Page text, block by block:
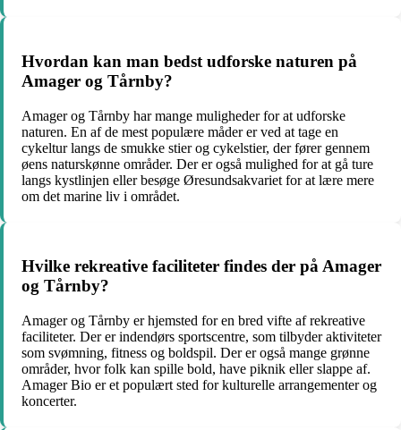
Hvordan kan man bedst udforske naturen på
Amager og Tårnby?
Amager og Tårnby har mange muligheder for at udforske
naturen. En af de mest populære måder er ved at tage en
cykeltur langs de smukke stier og cykelstier, der fører gennem
øens naturskønne områder. Der er også mulighed for at gå ture
langs kystlinjen eller besøge Øresundsakvariet for at lære mere
om det marine liv i området.
Hvilke rekreative faciliteter findes der på Amager
og Tårnby?
Amager og Tårnby er hjemsted for en bred vifte af rekreative
faciliteter. Der er indendørs sportscentre, som tilbyder aktiviteter
som svømning, fitness og boldspil. Der er også mange grønne
områder, hvor folk kan spille bold, have piknik eller slappe af.
Amager Bio er et populært sted for kulturelle arrangementer og
koncerter.